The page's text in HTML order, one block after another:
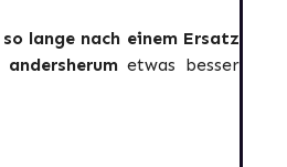
so lange nach einem Ersatz
andersherumetwas besser